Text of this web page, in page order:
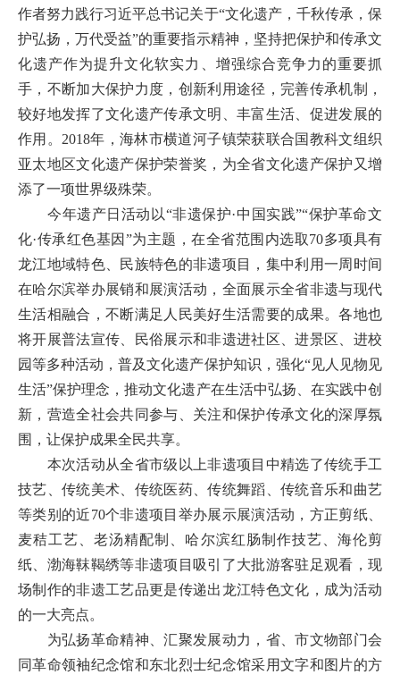
作者努力践行习近平总书记关于“文化遗产，千秋传承，保
护弘扬，万代受益”的重要指示精神，坚持把保护和传承文
化遗产作为提升文化软实力、增强综合竞争力的重要抓
手，不断加大保护力度，创新利用途径，完善传承机制，
较好地发挥了文化遗产传承文明、丰富生活、促进发展的
作用。2018年，海林市横道河子镇荣获联合国教科文组织
亚太地区文化遗产保护荣誉奖，为全省文化遗产保护又增
添了一项世界级殊荣。
今年遗产日活动以“非遗保护·中国实践”“保护革命文
化·传承红色基因”为主题，在全省范围内选取70多项具有
龙江地域特色、民族特色的非遗项目，集中利用一周时间
在哈尔滨举办展销和展演活动，全面展示全省非遗与现代
生活相融合，不断满足人民美好生活需要的成果。各地也
将开展普法宣传、民俗展示和非遗进社区、进景区、进校
园等多种活动，普及文化遗产保护知识，强化“见人见物见
生活”保护理念，推动文化遗产在生活中弘扬、在实践中创
新，营造全社会共同参与、关注和保护传承文化的深厚氛
围，让保护成果全民共享。
本次活动从全省市级以上非遗项目中精选了传统手工
技艺、传统美术、传统医药、传统舞蹈、传统音乐和曲艺
等类别的近70个非遗项目举办展示展演活动，方正剪纸、
麦秸工艺、老汤精配制、哈尔滨红肠制作技艺、海伦剪
纸、渤海靺鞨绣等非遗项目吸引了大批游客驻足观看，现
场制作的非遗工艺品更是传递出龙江特色文化，成为活动
的一大亮点。
为弘扬革命精神、汇聚发展动力，省、市文物部门会
同革命领袖纪念馆和东北烈士纪念馆采用文字和图片的方